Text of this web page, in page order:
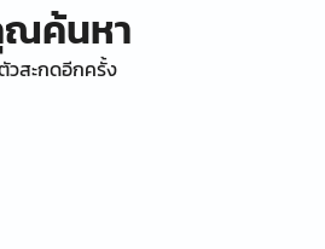
ณค้นหา
วสะกดอีกครั้ง